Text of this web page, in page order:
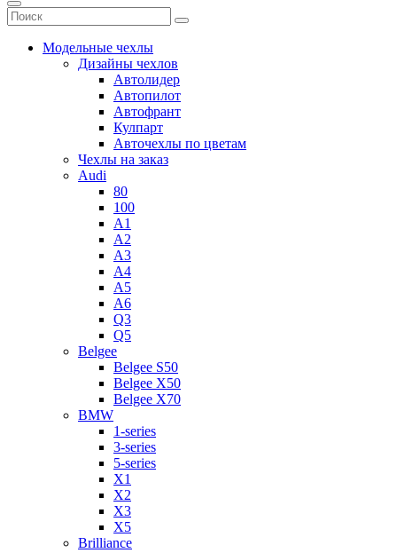
Модельные чехлы
Дизайны чехлов
Автолидер
Автопилот
Автофрант
Кулпарт
Авточехлы по цветам
Чехлы на заказ
Audi
80
100
A1
A2
A3
A4
A5
A6
Q3
Q5
Belgee
Belgee S50
Belgee X50
Belgee X70
BMW
1-series
3-series
5-series
X1
X2
X3
X5
Brilliance